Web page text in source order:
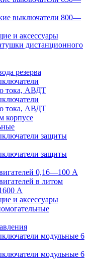
выключатели 800—
и аксессуары
дистанционного
резерва
тока, АВДТ
тока, АВДТ
корпусе
защиты
защиты
0,16—100 А
в литом
А
и аксессуары
модульные 6
модульные 6